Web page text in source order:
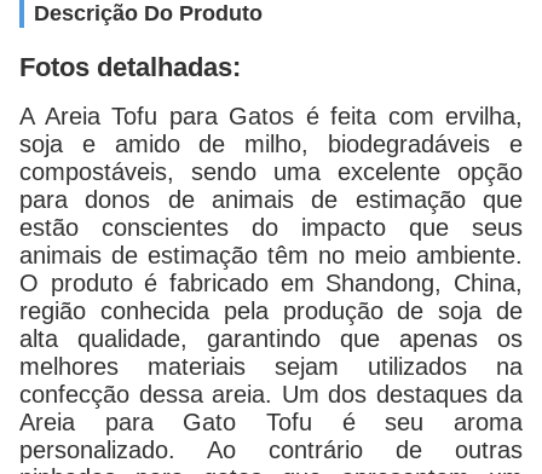
Descrição Do Produto
Fotos detalhadas:
A Areia Tofu para Gatos é feita com ervilha,
soja e amido de milho, biodegradáveis ​​e
compostáveis, sendo uma excelente opção
para donos de animais de estimação que
estão conscientes do impacto que seus
animais de estimação têm no meio ambiente.
O produto é fabricado em Shandong, China,
região conhecida pela produção de soja de
alta qualidade, garantindo que apenas os
melhores materiais sejam utilizados na
confecção dessa areia. Um dos destaques da
Areia para Gato Tofu é seu aroma
personalizado. Ao contrário de outras